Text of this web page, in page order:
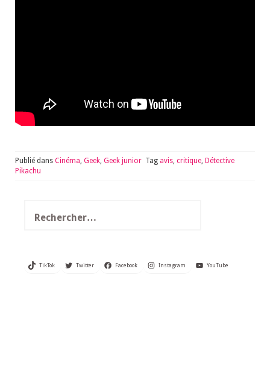
Publié dans Cinéma Geek Geek junior Tag avis critique Détective
Pikachu
TikTok Twitter Facebook Instagram YouTube